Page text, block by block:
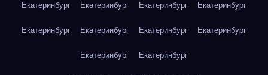
Екатеринбург Екатеринбург Екатеринбург Екатеринбург
Екатеринбург Екатеринбург Екатеринбург Екатеринбург
Екатеринбург Екатеринбург